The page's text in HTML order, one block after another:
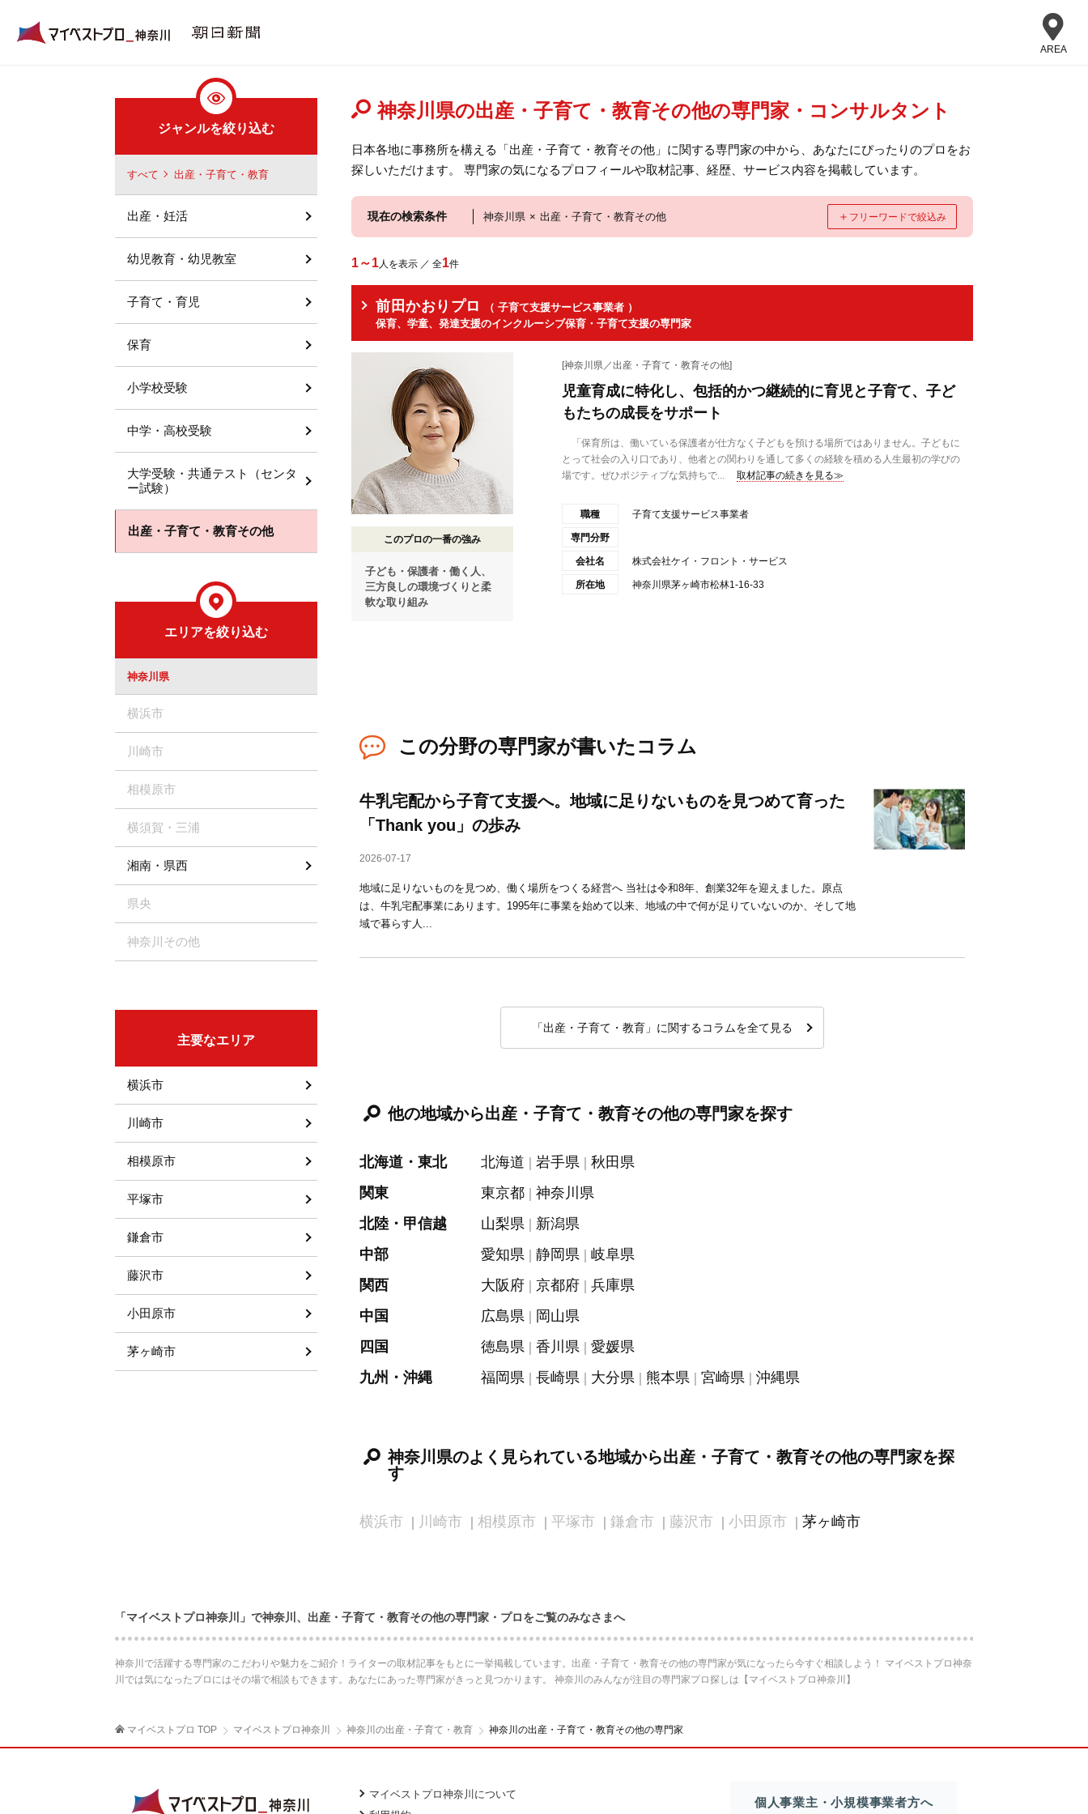
AREA
神奈川県の出産・子育て・教育その他の専門家・コンサルタント
日本各地に事務所を構える「出産・子育て・教育その他」に関する専門家の中から、あなたにぴったりのプロをお
探しいただけます。 専門家の気になるプロフィールや取材記事、経歴、サービス内容を掲載しています。
現在の検索条件 神奈川県 × 出産・子育て・教育その他 ＋ フリーワードで絞込み
1～1人を表示 ／ 全1件
前田かおりプロ
（ 子育て支援サービス事業者 ）
保育、学童、発達支援のインクルーシブ保育・子育て支援の専門家
このプロの一番の強み
子ども・保護者・働く人、
三方良しの環境づくりと柔
軟な取り組み
[神奈川県／出産・子育て・教育その他]
児童育成に特化し、包括的かつ継続的に育児と子育て、子ど
もたちの成長をサポート
「保育所は、働いている保護者が仕方なく子どもを預ける場所ではありません。子どもに
とって社会の入り口であり、他者との関わりを通して多くの経験を積める人生最初の学びの
場です。ぜひポジティブな気持ちで...
取材記事の続きを見る≫
職種 子育て支援サービス事業者
専門分野
会社名 株式会社ケイ・フロント・サービス
所在地 神奈川県茅ヶ崎市松林1-16-33
この分野の専門家が書いたコラム
牛乳宅配から子育て支援へ。地域に足りないものを見つめて育った
「Thank you」の歩み
2026-07-17
地域に足りないものを見つめ、働く場所をつくる経営へ 当社は令和8年、創業32年を迎えました。原点
は、牛乳宅配事業にあります。1995年に事業を始めて以来、地域の中で何が足りていないのか、そして地
域で暮らす人...
「出産・子育て・教育」に関するコラムを全て見る
他の地域から出産・子育て・教育その他の専門家を探す
北海道・東北 北海道 岩手県
秋田県
関東
東京都
神奈川県
北陸・甲信越
山梨県
新潟県
中部
愛知県 静岡県
岐阜県
関西
大阪府 京都府
兵庫県
中国
広島県
岡山県
四国
徳島県 香川県
愛媛県
九州・沖縄
福岡県 長崎県 大分県 熊本県 宮崎県 沖縄県
神奈川県のよく見られている地域から出産・子育て・教育その他の専門家を探
す
横浜市 川崎市 相模原市 平塚市 鎌倉市 藤沢市 小田原市 茅ヶ崎市
ジャンルを絞り込む
すべて 出産・子育て・教育
出産・妊活
幼児教育・幼児教室
子育て・育児
保育
小学校受験
中学・高校受験
大学受験・共通テスト（センタ
ー試験）
出産・子育て・教育その他
エリアを絞り込む
神奈川県
横浜市
川崎市
相模原市
横須賀・三浦
湘南・県西
県央
神奈川その他
主要なエリア
横浜市
川崎市
相模原市
平塚市
鎌倉市
藤沢市
小田原市
茅ヶ崎市
「マイベストプロ神奈川」で神奈川、出産・子育て・教育その他の専門家・プロをご覧のみなさまへ
神奈川で活躍する専門家のこだわりや魅力をご紹介！ライターの取材記事をもとに一挙掲載しています。出産・子育て・教育その他の専門家が気になったら今すぐ相談しよう！ マイベストプロ神奈
川では気になったプロにはその場で相談もできます。あなたにあった専門家がきっと見つかります。 神奈川のみんなが注目の専門家プロ探しは【マイベストプロ神奈川】
マイベストプロ TOP マイベストプロ神奈川 神奈川の出産・子育て・教育 神奈川の出産・子育て・教育その他の専門家
マイベストプロ神奈川について
個人事業主・小規模事業者方へ